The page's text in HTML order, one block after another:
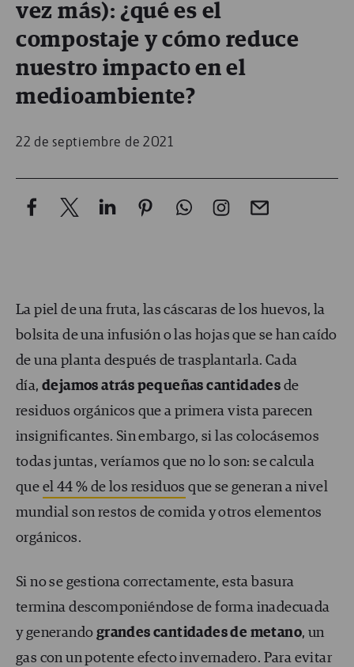
vez más): ¿qué es el
compostaje y cómo reduce
nuestro impacto en el
medioambiente?
22 de septiembre de 2021
La piel de una fruta, las cáscaras de los huevos, la
bolsita de una infusión o las hojas que se han caído
de una planta después de trasplantarla. Cada
día, dejamos atrás pequeñas cantidades de
residuos orgánicos que a primera vista parecen
insignificantes. Sin embargo, si las colocásemos
todas juntas, veríamos que no lo son: se calcula
que el 44 % de los residuos que se generan a nivel
mundial son restos de comida y otros elementos
orgánicos.
Si no se gestiona correctamente, esta basura
termina descomponiéndose de forma inadecuada
y generando grandes cantidades de metano, un
gas con un potente efecto invernadero. Para evitar